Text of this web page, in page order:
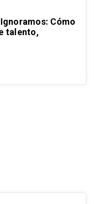
Cómo
talento,